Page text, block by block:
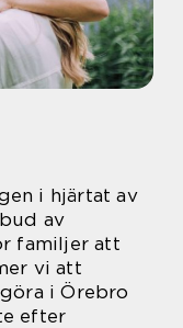
i hjärtat av
av
familjer att
vi att
i Örebro
efter